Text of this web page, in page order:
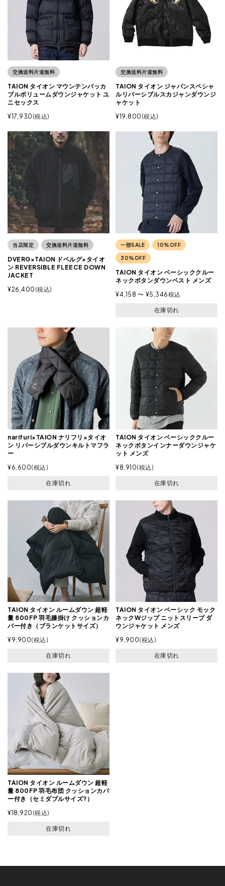
交換送料片道無料
TAION タイオン マウンテンパッカ
ブルボリュームダウンジャケット ユ
ニセックス
¥17,930 税込
交換送料片道無料
TAION タイオン ジャパンスペシャ
ルリバーシブルスカジャンダウンジ
ャケット
¥19,800 税込
当店限定 交換送料片道無料
DVERG×TAION ドベルグ×タイオ
ン REVERSIBLE FLEECE DOWN
JACKET
¥26,400 税込
一部SALE 10%OFF
30%OFF
TAION タイオン ベーシッククルー
ネックボタンダウンベスト メンズ
¥4,158 〜 ¥5,346税込
在庫切れ
narifuri×TAION ナリフリ×タイオ
ン リバーシブルダウンキルトマフラ
ー
¥6,600 税込
在庫切れ
TAION タイオン ベーシッククルー
ネックボタンインナーダウンジャケ
ット メンズ
¥8,910 税込
在庫切れ
TAION タイオン ルームダウン 超軽
量 800FP 羽毛膝掛け クッションカ
バー付き（ブランケットサイズ）
¥9,900 税込
在庫切れ
TAION タイオン ベーシック モック
ネックWジップ ニットスリーブ ダ
ウンジャケット メンズ
¥9,900 税込
在庫切れ
TAION タイオン ルームダウン 超軽
量 800FP 羽毛布団 クッションカバ
ー付き（セミダブルサイズ?）
¥18,920 税込
在庫切れ